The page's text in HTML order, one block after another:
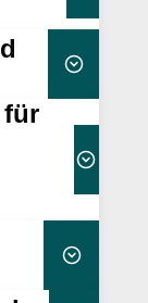
– je
oder der
für